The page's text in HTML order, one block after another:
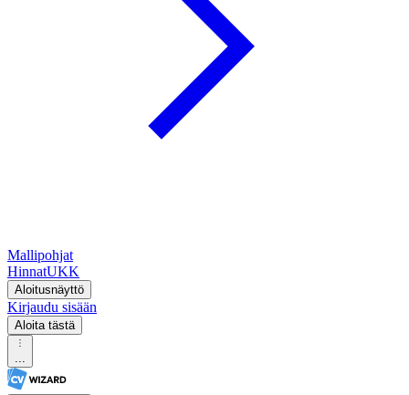
Mallipohjat
HinnatUKK
Aloitusnäyttö
Kirjaudu sisään
Aloita tästä
...